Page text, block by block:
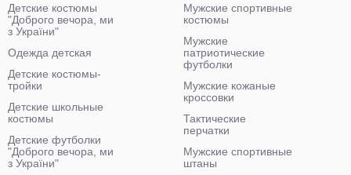
Детские костюмы
"Доброго вечора, ми
з України"
Одежда детская
Детские костюмы-
тройки
Детские школьные
костюмы
Детские футболки
"Доброго вечора, ми
з України"
Мужские спортивные
костюмы
Мужские
патриотические
футболки
Мужские кожаные
кроссовки
Тактические
перчатки
Мужские спортивные
штаны